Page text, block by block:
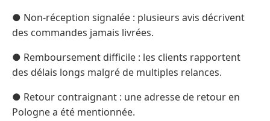
● Non-réception signalée : plusieurs avis décrivent
des commandes jamais livrées.
● Remboursement difficile : les clients rapportent
des délais longs malgré de multiples relances.
● Retour contraignant : une adresse de retour en
Pologne a été mentionnée.